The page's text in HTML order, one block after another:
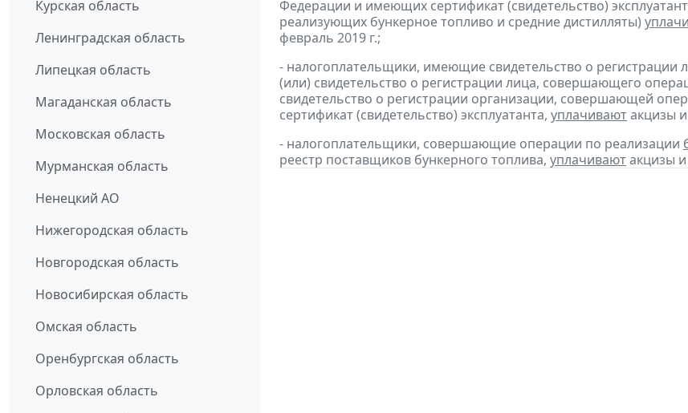
Курская область
Ленинградская область
Липецкая область
Магаданская область
Московская область
Мурманская область
Ненецкий АО
Нижегородская область
Новгородская область
Новосибирская область
Омская область
Оренбургская область
Орловская область
Федерации и имеющих сертификат (свидетельство)
реализующих бункерное топливо и средние дистилляты)
февраль 2019 г.;
- налогоплательщики, имеющие свидетельство о
(или) свидетельство о регистрации лица, совершающего
свидетельство о регистрации организации, совершающей
сертификат (свидетельство) эксплуатанта, уплачиваютакцизы и
- налогоплательщики, совершающие операции по реализации
реестр поставщиков бункерного топлива, уплачиваютакцизы и